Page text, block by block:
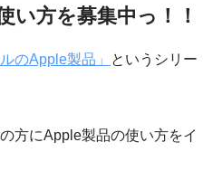
い方を募集中っ！！
のApple製品」
というシリー
方にApple製品の使い方をイ